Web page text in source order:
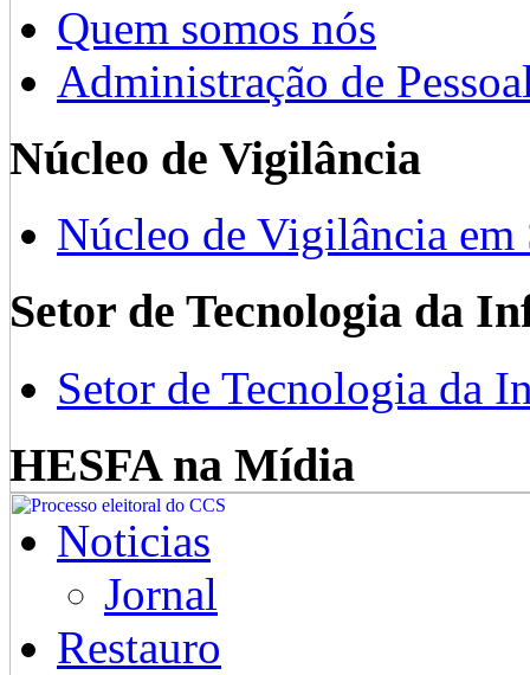
Quem somos nós
Administração de
Núcleo de Vigilância
Núcleo de Vigilância em
Setor de Tecnologia da
Setor de Tecnologia da
HESFA na Mídia
Noticias
Jornal
Restauro